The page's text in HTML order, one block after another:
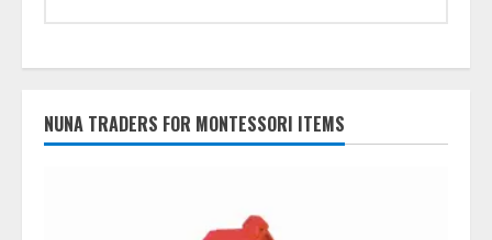
NUNA TRADERS FOR MONTESSORI ITEMS